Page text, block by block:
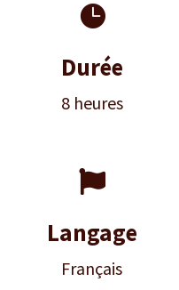

Durée
8 heures

Langage
Français